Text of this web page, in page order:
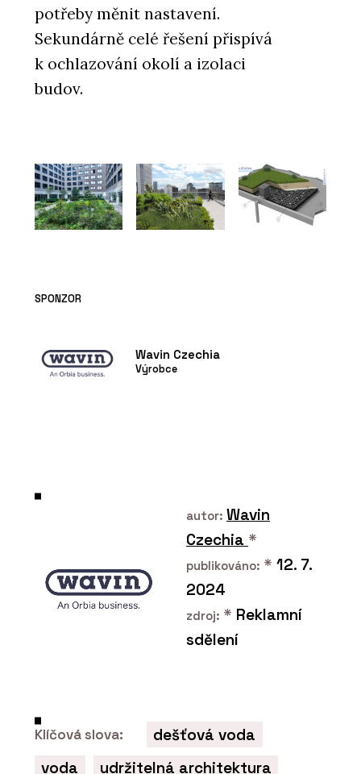
potřeby měnit nastavení.
Sekundárně celé řešení přispívá
k ochlazování okolí a izolaci
budov.
SPONZOR
Wavin Czechia
Výrobce
autor: Wavin
Czechia *
publikováno: * 12. 7.
2024
zdroj: * Reklamní
sdělení
Klíčová slova:
dešťová voda
voda
udržitelná architektura